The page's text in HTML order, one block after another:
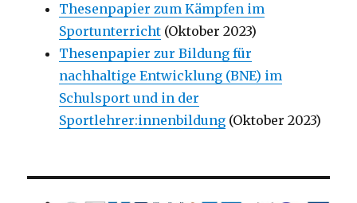
Thesenpapier zum Kämpfen im
Sportunterricht (Oktober 2023)
Thesenpapier zur Bildung für
nachhaltige Entwicklung (BNE) im
Schulsport und in der
Sportlehrer:innenbildung (Oktober 2023)